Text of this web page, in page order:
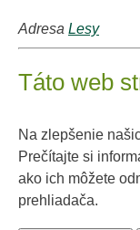
Adresa Lesy
Táto web
Na zlepšenie
Prečítajte si
ako ich môžete
prehliadača.